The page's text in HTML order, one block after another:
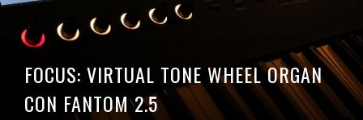
FOCUS: VIRTUAL TONE WHEEL ORGAN
CON FANTOM 2.5